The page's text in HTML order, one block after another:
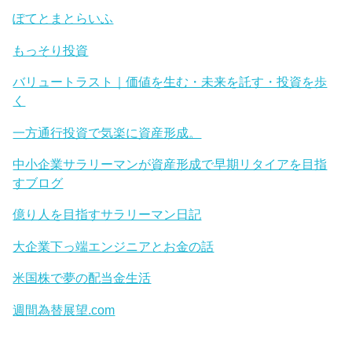
ぽてとまとらいふ
もっそり投資
バリュートラスト｜価値を生む・未来を託す・投資を歩
く
一方通行投資で気楽に資産形成。
中小企業サラリーマンが資産形成で早期リタイアを目指
すブログ
億り人を目指すサラリーマン日記
大企業下っ端エンジニアとお金の話
米国株で夢の配当金生活
週間為替展望.com